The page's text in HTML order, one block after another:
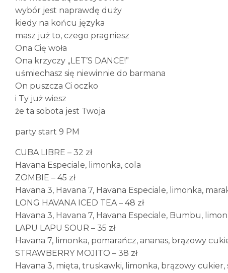
wybór jest naprawdę duży
kiedy na końcu języka
masz już to, czego pragniesz
Ona Cię woła
Ona krzyczy „LET’S DANCE!”
uśmiechasz się niewinnie do barmana
On puszcza Ci oczko
i Ty już wiesz
że ta sobota jest Twoja
party start 9 PM
CUBA LIBRE – 32 zł
Havana Especiale, limonka, cola
ZOMBIE – 45 zł
Havana 3, Havana 7, Havana Especiale, limonka,
LONG HAVANA ICED TEA – 48 zł
Havana 3, Havana 7, Havana Especiale, Bumbu,
LAPU LAPU SOUR – 35 zł
Havana 7, limonka, pomarańcz, ananas, brązowy
STRAWBERRY MOJITO – 38 zł
Havana 3, mięta, truskawki, limonka, brązowy cukier,